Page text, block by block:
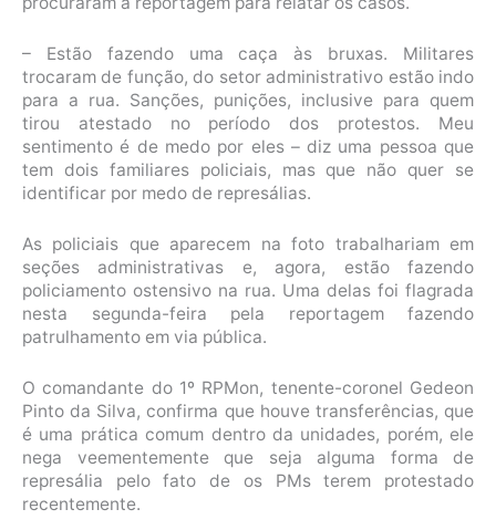
– Estão fazendo uma caça às bruxas. Militares
trocaram de função, do setor administrativo estão indo
para a rua. Sanções, punições, inclusive para quem
tirou atestado no período dos protestos. Meu
sentimento é de medo por eles – diz uma pessoa que
tem dois familiares policiais, mas que não quer se
identificar por medo de represálias.
As policiais que aparecem na foto trabalhariam em
seções administrativas e, agora, estão fazendo
policiamento ostensivo na rua. Uma delas foi flagrada
nesta segunda-feira pela reportagem fazendo
patrulhamento em via pública.
O comandante do 1º RPMon, tenente-coronel Gedeon
Pinto da Silva, confirma que houve transferências, que
é uma prática comum dentro da unidades, porém, ele
nega veementemente que seja alguma forma de
represália pelo fato de os PMs terem protestado
recentemente.